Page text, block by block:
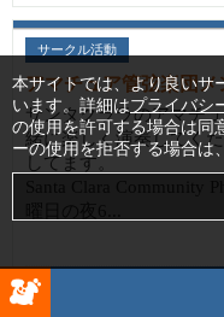
サークル活動
アマチュア管弦楽団メ
サンタクララのアマチ
緒に楽しく演奏してく
してます。
Santa Clara Community
[登録者]
本サイトでは、より良いサ
います。詳細はプライバシ
の使用を許可する場合は同
ーの使用を拒否する場合は